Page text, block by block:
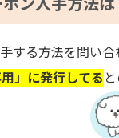
する方法を問い合
」に発行してる